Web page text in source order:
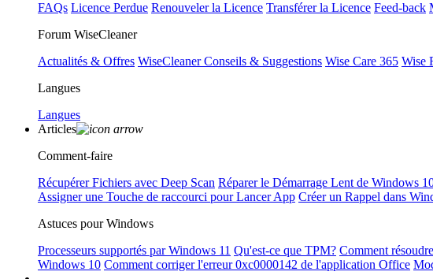
FAQs Licence Perdue Renouveler la Licence Transférer la Licence Feed-back
Forum WiseCleaner
Actualités & Offres WiseCleaner Conseils & Suggestions Wise Care 365 Wise
Langues
Langues
Articles
Comment-faire
Récupérer Fichiers avec Deep Scan Réparer le Démarrage Lent de Windows
Assigner une Touche de raccourci pour Lancer App Créer un Rappel dans
Astuces pour Windows
Processeurs supportés par Windows 11 Qu'est-ce que TPM? Comment
Windows 10 Comment corriger l'erreur 0xc0000142 de l'application Office